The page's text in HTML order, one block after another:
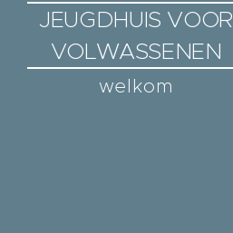
JEUGDHUIS VOOR
VOLWASSENEN
welkom